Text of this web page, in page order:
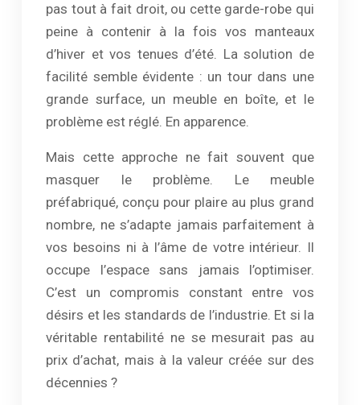
pas tout à fait droit, ou cette garde-robe qui
peine à contenir à la fois vos manteaux
d’hiver et vos tenues d’été. La solution de
facilité semble évidente : un tour dans une
grande surface, un meuble en boîte, et le
problème est réglé. En apparence.
Mais cette approche ne fait souvent que
masquer le problème. Le meuble
préfabriqué, conçu pour plaire au plus grand
nombre, ne s’adapte jamais parfaitement à
vos besoins ni à l’âme de votre intérieur. Il
occupe l’espace sans jamais l’optimiser.
C’est un compromis constant entre vos
désirs et les standards de l’industrie. Et si la
véritable rentabilité ne se mesurait pas au
prix d’achat, mais à la valeur créée sur des
décennies ?